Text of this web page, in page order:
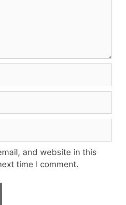
and website in this
time I comment.